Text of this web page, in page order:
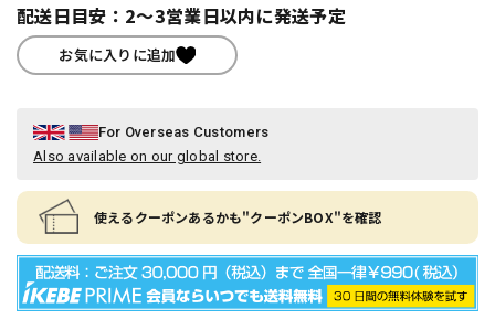
配送日目安：2～3営業日以内に発送予定
お気に入りに追加
For Overseas Customers
Also available on our global store.
使えるクーポンあるかも"クーポンBOX"を確認